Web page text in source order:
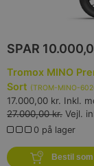
SPAR
Tromox MINO
Sort (TROM-MINO-
17.000,00 kr. Inkl.
27.000,00 kr. Vejl.
0 på lager
Bestil